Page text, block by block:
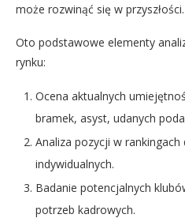
może rozwinąć się w przyszłości.
Oto podstawowe elementy
rynku:
Ocena aktualnych
bramek, asyst, udanych
Analiza pozycji w rankingach
indywidualnych.
Badanie potencjalnych
potrzeb kadrowych.